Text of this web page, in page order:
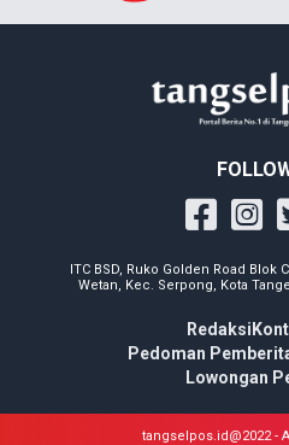
ITC BSD, Ruko Golden Road Blok
Wetan, Kec. Serpong, Kota
Redaksi
Pedoman
Lowongan
tangselpos.id@2022 -